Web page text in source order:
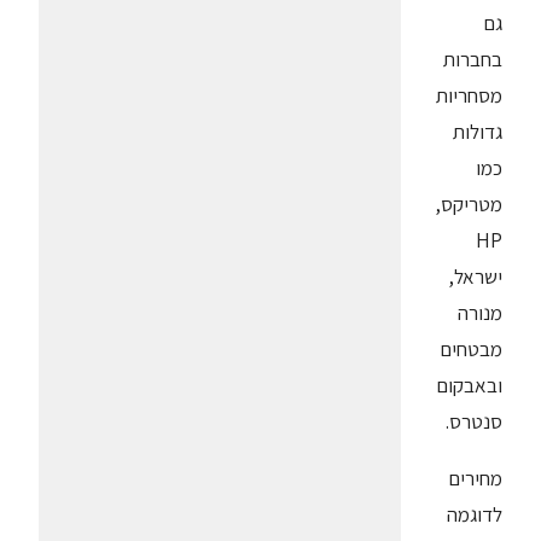
גם
בחברות
מסחריות
גדולות
כמו
מטריקס,
HP
ישראל,
מנורה
מבטחים
ובאבקום
סנטרס.
מחירים
לדוגמה